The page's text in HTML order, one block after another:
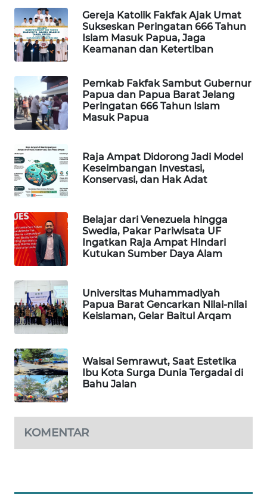
Gereja Katolik Fakfak Ajak Umat
Sukseskan Peringatan 666 Tahun
Islam Masuk Papua, Jaga
Keamanan dan Ketertiban
Pemkab Fakfak Sambut Gubernur
Papua dan Papua Barat Jelang
Peringatan 666 Tahun Islam
Masuk Papua
Raja Ampat Didorong Jadi Model
Keseimbangan Investasi,
Konservasi, dan Hak Adat
Belajar dari Venezuela hingga
Swedia, Pakar Pariwisata UF
Ingatkan Raja Ampat Hindari
Kutukan Sumber Daya Alam
Universitas Muhammadiyah
Papua Barat Gencarkan Nilai-nilai
Keislaman, Gelar Baitul Arqam
Waisai Semrawut, Saat Estetika
Ibu Kota Surga Dunia Tergadai di
Bahu Jalan
KOMENTAR
PORTAL
KONSUMEN
ALPERKLINAS
FORJASIDA
TAMBANG
NEWS
NEWS
SIDIKALANG
NEWS
SIBARAGAS
NEWS
METRO
SIANTAR
NEWS
METRO
NEWS
METRO